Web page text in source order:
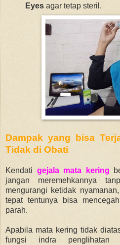
Eyes agar tetap steril.
Dampak yang bisa
Tidak di Obati
Kendati gejala mata kering
jangan meremehkannya
mengurangi ketidak
tepat tentunya bisa
parah.
Apabila mata kering tidak
fungsi indra